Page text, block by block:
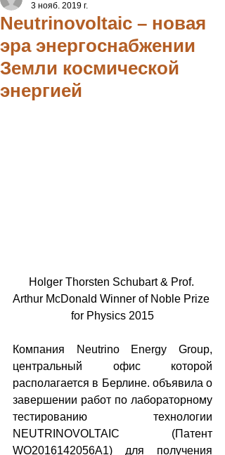
Neutrinovoltaic – новая
эра энергоснабжении
Земли космической
энергией
3 нояб. 2019 г.
Holger Thorsten Schubart & Prof.
Arthur McDonald Winner of Noble Prize
for Physics 2015
Компания Neutrino Energy Group,
центральный офис которой
располагается в Берлине. объявила о
завершении работ по лабораторному
тестированию технологии
NEUTRINOVOLTAIC (Патент
WO2016142056A1) для получения